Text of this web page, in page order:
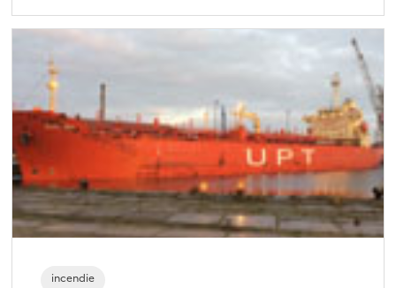
incendie